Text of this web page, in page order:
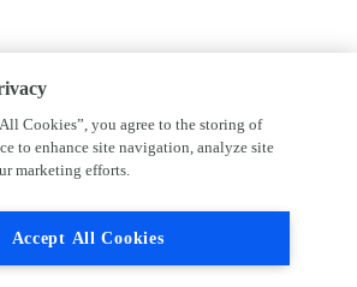
Cookies”, you agree to the storing of
to enhance site navigation, analyze site
marketing efforts.
Accept All Cookies